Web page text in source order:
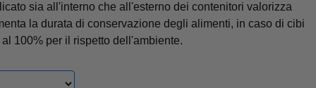
sia all'interno che all'esterno dei contenitori valorizza
la durata di conservazione degli alimenti, in caso di cibi
100% per il rispetto dell'ambiente.